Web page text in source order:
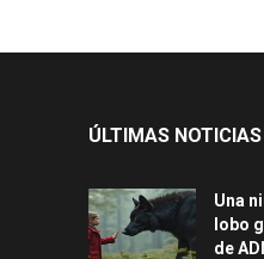
ÚLTIMAS NOTICIAS
Una
lobo
de